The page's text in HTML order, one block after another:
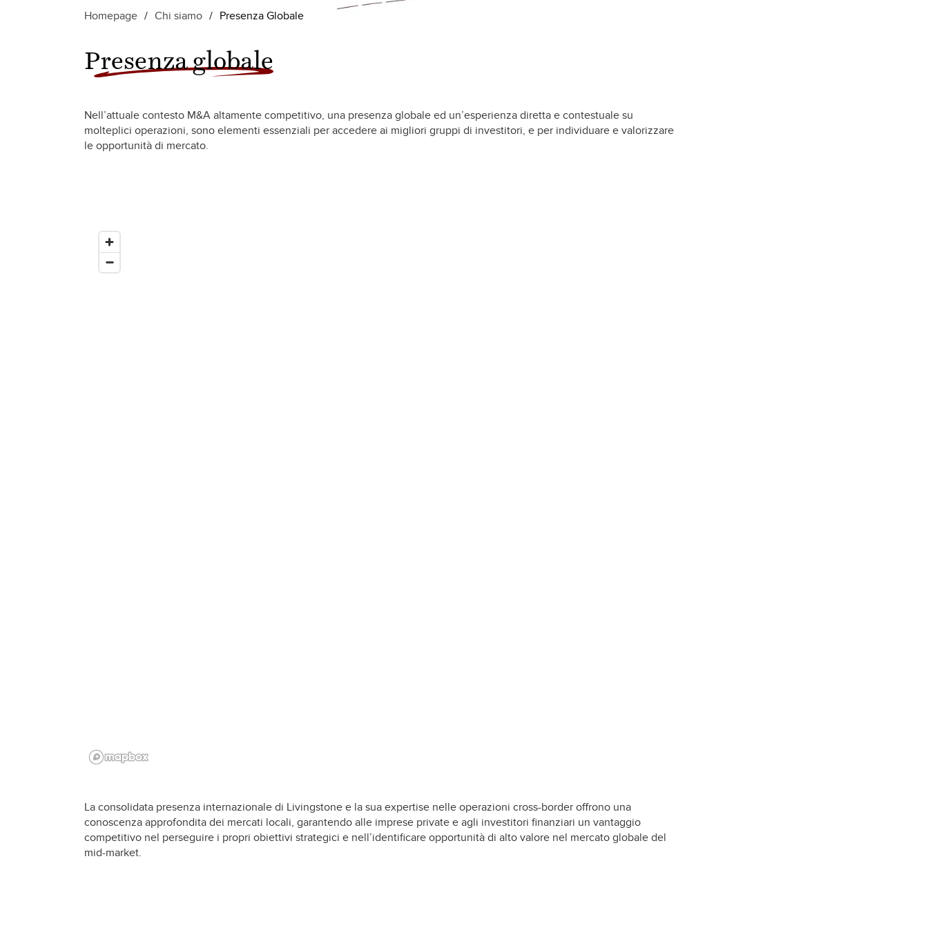
Homepage / Chi siamo / Presenza Globale
Presenza globale
Nell’attuale contesto M&A altamente competitivo, una presenza globale ed un’esperienza diretta e contestuale su
molteplici operazioni, sono elementi essenziali per accedere ai migliori gruppi di investitori, e per individuare e valorizzare
le opportunità di mercato.
La consolidata presenza internazionale di Livingstone e la sua expertise nelle operazioni cross-border offrono una
conoscenza approfondita dei mercati locali, garantendo alle imprese private e agli investitori finanziari un vantaggio
competitivo nel perseguire i propri obiettivi strategici e nell’identificare opportunità di alto valore nel mercato globale del
mid-market.